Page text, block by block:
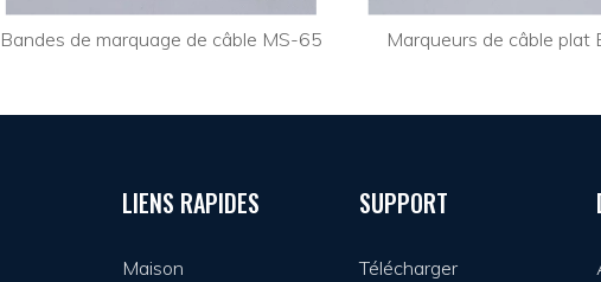
Bandes de marquage de câble MS-65 Marqueurs de câble plat
LIENS RAPIDES
Maison
SUPPORT
Télécharger